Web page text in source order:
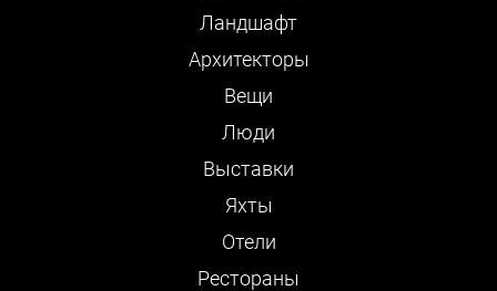
Ландшафт
Архитекторы
Вещи
Люди
Выставки
Яхты
Отели
Рестораны